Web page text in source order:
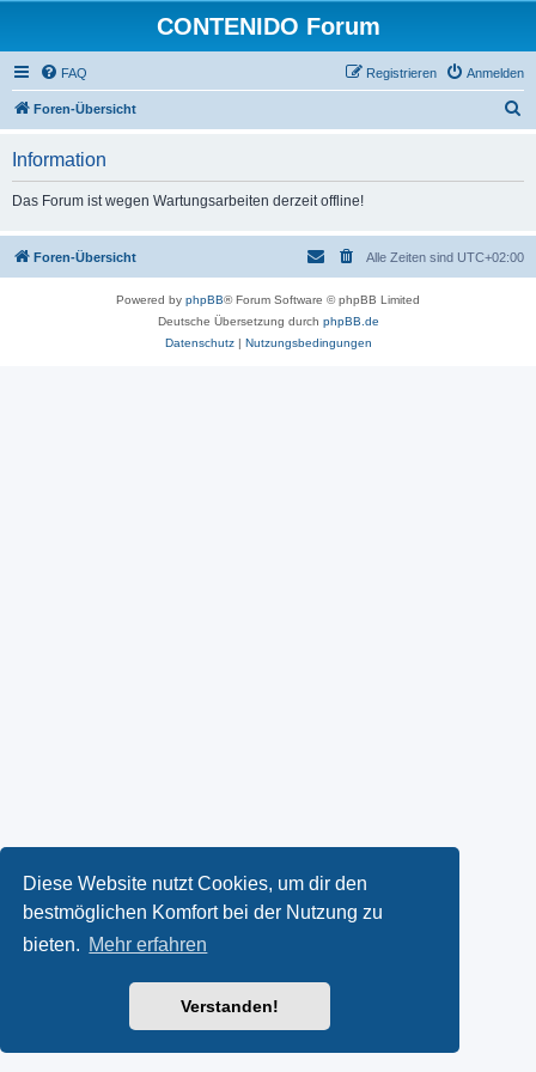
Diese Website nutzt Cookies, um dir den
bestmöglichen Komfort bei der Nutzung zu
bieten. Mehr erfahren
Verstanden!
CONTENIDO Forum
FAQ Anmelden
Registrieren
Foren-Übersicht
Information
Das Forum ist wegen Wartungsarbeiten derzeit offline!
Foren-Übersicht Alle Zeiten sind UTC+02:00
Powered by phpBB® Forum Software © phpBB Limited
Deutsche Übersetzung durch phpBB.de
Datenschutz| Nutzungsbedingungen